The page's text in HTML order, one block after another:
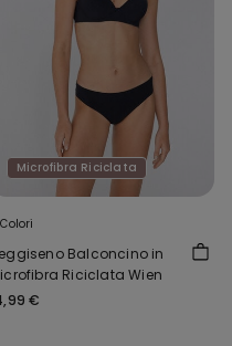
Microfibra Riciclata
Balconcino in
Riciclata Wien
€